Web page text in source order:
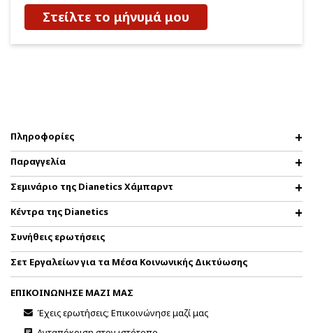
Στείλτε το μήνυμά μου
Πληροφορίες
Παραγγελία
Σεμινάριο της Dianetics Χάμπαρντ
Κέντρα της Dianetics
Συνήθεις ερωτήσεις
Σετ Εργαλείων για τα Μέσα Κοινωνικής Δικτύωσης
ΕΠΙΚΟΙΝΩΝΗΣΕ ΜΑΖΙ ΜΑΣ
Έχεις ερωτήσεις; Επικοινώνησε μαζί μας